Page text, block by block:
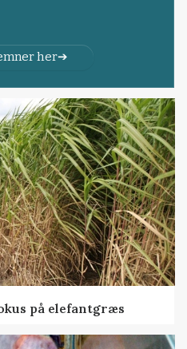
her
på elefantgræs